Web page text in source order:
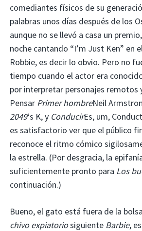
comediantes físicos de su
palabras unos días después de los
aunque no se llevó a casa un
noche cantando “I’m Just Ken” en
Robbie, es decir lo obvio. Pero no
tiempo cuando el actor era
por interpretar personajes remotos
Pensar Primer hombreNeil
2049‘s K, y ConducirEs, um,
es satisfactorio ver que el público
reconoce el ritmo cómico
la estrella. (Por desgracia, la
suficientemente pronto para Los
continuación.)
Bueno, el gato está fuera de la
chivo expiatoriosiguiente Barbie,